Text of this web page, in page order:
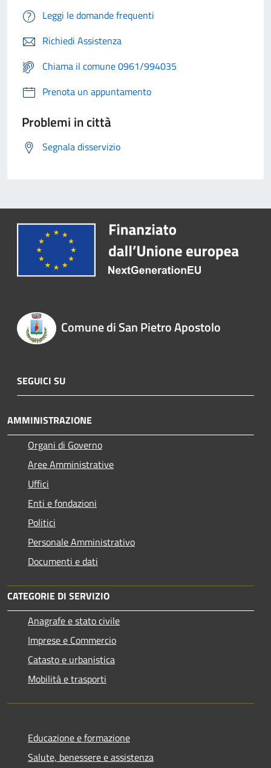
Leggi le domande frequenti
Richiedi Assistenza
Chiama il comune 0961/994035
Prenota un appuntamento
Problemi in città
Segnala disservizio
Comune di San Pietro Apostolo
SEGUICI SU
AMMINISTRAZIONE
Organi di Governo
Aree Amministrative
Uffici
Enti e fondazioni
Politici
Personale Amministrativo
Documenti e dati
CATEGORIE DI SERVIZIO
Anagrafe e stato civile
Imprese e Commercio
Catasto e urbanistica
Mobilità e trasporti
Educazione e formazione
Salute, benessere e assistenza